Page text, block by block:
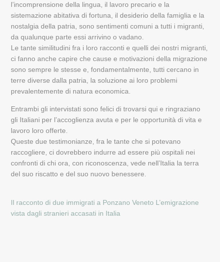
l’incomprensione della lingua, il lavoro precario e la
sistemazione abitativa di fortuna, il desiderio della famiglia e la
nostalgia della patria, sono sentimenti comuni a tutti i migranti,
da qualunque parte essi arrivino o vadano.
Le tante similitudini fra i loro racconti e quelli dei nostri migranti,
ci fanno anche capire che cause e motivazioni della migrazione
sono sempre le stesse e, fondamentalmente, tutti cercano in
terre diverse dalla patria, la soluzione ai loro problemi
prevalentemente di natura economica.
Entrambi gli intervistati sono felici di trovarsi qui e ringraziano
gli Italiani per l’accoglienza avuta e per le opportunità di vita e
lavoro loro offerte.
Queste due testimonianze, fra le tante che si potevano
raccogliere, ci dovrebbero indurre ad essere più ospitali nei
confronti di chi ora, con riconoscenza, vede nell’Italia la terra
del suo riscatto e del suo nuovo benessere.
Il racconto di due immigrati a Ponzano Veneto L’emigrazione
vista dagli stranieri accasati in Italia